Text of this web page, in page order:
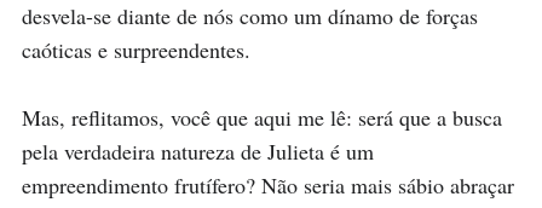
desvela-se diante de nós como um dínamo de forças
caóticas e surpreendentes.
Mas, reflitamos, você que aqui me lê: será que a busca
pela verdadeira natureza de Julieta é um
empreendimento frutífero? Não seria mais sábio abraçar